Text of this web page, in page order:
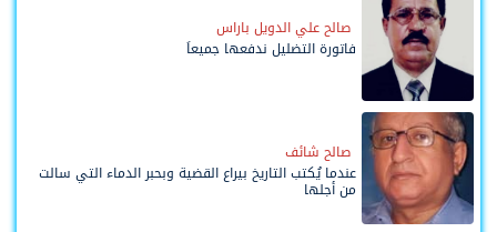
صالح علي الدويل باراس
فاتورة التضليل ندفعها جميعاً
صالح شائف
عندما يُكتب التاريخ بيراع القضية وبحبر الدماء التي سالت
من أجلها